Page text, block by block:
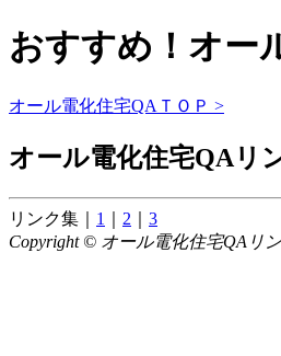
おすすめ！オー
オール電化住宅QAＴＯＰ >
オール電化住宅QAリ
リンク集｜ 1 2
3
Copyright © オール電化住宅QAリ